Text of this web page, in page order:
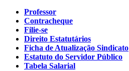
Professor
Contracheque
Filie-se
Direito Estatutários
Ficha de Atualização Sindicato
Estatuto do Servidor Público
Tabela Salarial